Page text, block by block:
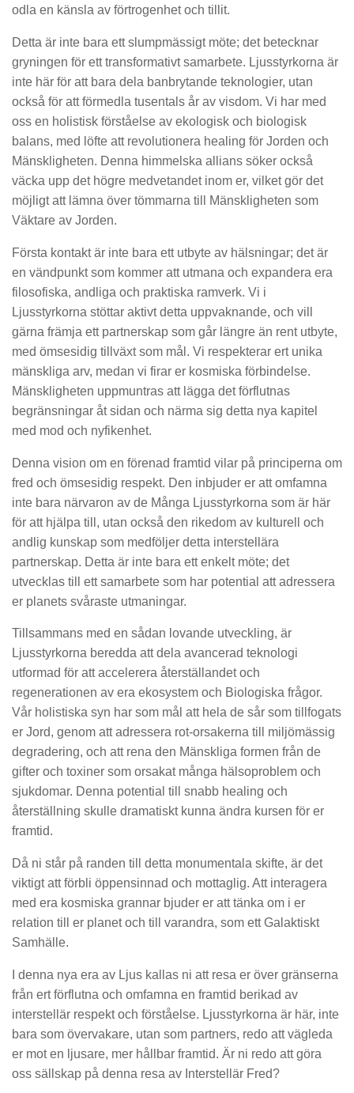
odla en känsla av förtrogenhet och tillit.
Detta är inte bara ett slumpmässigt möte; det betecknar
gryningen för ett transformativt samarbete. Ljusstyrkorna är
inte här för att bara dela banbrytande teknologier, utan
också för att förmedla tusentals år av visdom. Vi har med
oss en holistisk förståelse av ekologisk och biologisk
balans, med löfte att revolutionera healing för Jorden och
Mänskligheten. Denna himmelska allians söker också
väcka upp det högre medvetandet inom er, vilket gör det
möjligt att lämna över tömmarna till Mänskligheten som
Väktare av Jorden.
Första kontakt är inte bara ett utbyte av hälsningar; det är
en vändpunkt som kommer att utmana och expandera era
filosofiska, andliga och praktiska ramverk. Vi i
Ljusstyrkorna stöttar aktivt detta uppvaknande, och vill
gärna främja ett partnerskap som går längre än rent utbyte,
med ömsesidig tillväxt som mål. Vi respekterar ert unika
mänskliga arv, medan vi firar er kosmiska förbindelse.
Mänskligheten uppmuntras att lägga det förflutnas
begränsningar åt sidan och närma sig detta nya kapitel
med mod och nyfikenhet.
Denna vision om en förenad framtid vilar på principerna om
fred och ömsesidig respekt. Den inbjuder er att omfamna
inte bara närvaron av de Många Ljusstyrkorna som är här
för att hjälpa till, utan också den rikedom av kulturell och
andlig kunskap som medföljer detta interstellära
partnerskap. Detta är inte bara ett enkelt möte; det
utvecklas till ett samarbete som har potential att adressera
er planets svåraste utmaningar.
Tillsammans med en sådan lovande utveckling, är
Ljusstyrkorna beredda att dela avancerad teknologi
utformad för att accelerera återställandet och
regenerationen av era ekosystem och Biologiska frågor.
Vår holistiska syn har som mål att hela de sår som tillfogats
er Jord, genom att adressera rot-orsakerna till miljömässig
degradering, och att rena den Mänskliga formen från de
gifter och toxiner som orsakat många hälsoproblem och
sjukdomar. Denna potential till snabb healing och
återställning skulle dramatiskt kunna ändra kursen för er
framtid.
Då ni står på randen till detta monumentala skifte, är det
viktigt att förbli öppensinnad och mottaglig. Att interagera
med era kosmiska grannar bjuder er att tänka om i er
relation till er planet och till varandra, som ett Galaktiskt
Samhälle.
I denna nya era av Ljus kallas ni att resa er över gränserna
från ert förflutna och omfamna en framtid berikad av
interstellär respekt och förståelse. Ljusstyrkorna är här, inte
bara som övervakare, utan som partners, redo att vägleda
er mot en ljusare, mer hållbar framtid. Är ni redo att göra
oss sällskap på denna resa av Interstellär Fred?